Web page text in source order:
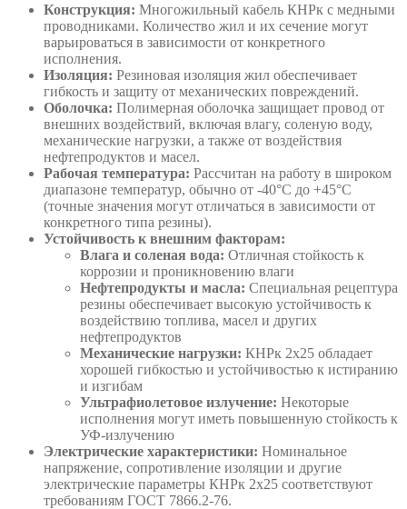
Конструкция: Многожильный кабель КНРк с медными
проводниками. Количество жил и их сечение могут
варьироваться в зависимости от конкретного
исполнения.
Изоляция: Резиновая изоляция жил обеспечивает
гибкость и защиту от механических повреждений.
Оболочка: Полимерная оболочка защищает провод от
внешних воздействий, включая влагу, соленую воду,
механические нагрузки, а также от воздействия
нефтепродуктов и масел.
Рабочая температура: Рассчитан на работу в широком
диапазоне температур, обычно от -40°C до +45°C
(точные значения могут отличаться в зависимости от
конкретного типа резины).
Устойчивость к внешним факторам:
Влага и соленая вода: Отличная стойкость к
коррозии и проникновению влаги
Нефтепродукты и масла: Специальная рецептура
резины обеспечивает высокую устойчивость к
воздействию топлива, масел и других
нефтепродуктов
Механические нагрузки: КНРк 2х25 обладает
хорошей гибкостью и устойчивостью к истиранию
и изгибам
Ультрафиолетовое излучение: Некоторые
исполнения могут иметь повышенную стойкость к
УФ-излучению
Электрические характеристики: Номинальное
напряжение, сопротивление изоляции и другие
электрические параметры КНРк 2х25 соответствуют
требованиям ГОСТ 7866.2-76.